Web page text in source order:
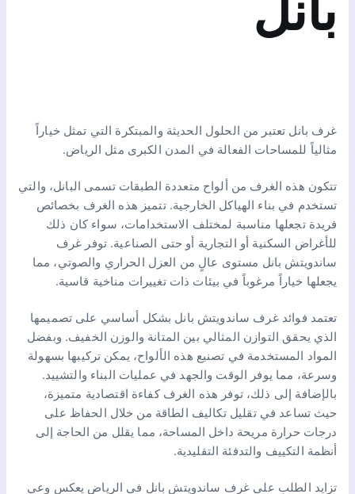
غرف بانل تعتبر من الحلول الحديثة والمبتكرة التي تمثل خياراً
مثالياً للمساحات الفعالة في المدن الكبرى مثل الرياض.
تتكون هذه الغرف من ألواح متعددة الطبقات تسمى البانل، والتي
تستخدم في بناء الهياكل الخارجية. تتميز هذه الغرف بخصائص
فريدة تجعلها مناسبة لمختلف الاستخدامات، سواء كان ذلك
للأغراض السكنية أو التجارية أو حتى الصناعية. توفر غرف
ساندويتش بانل مستوى عالٍ من العزل الحراري والصوتي، مما
يجعلها خياراً مرغوباً في بيئات ذات تغييرات مناخية قاسية.
تعتمد فوائد غرف ساندويتش بانل بشكل أساسي على تصميمها
الذي يحقق التوازن المثالي بين المتانة والوزن الخفيف. وبفضل
المواد المستخدمة في تصنيع هذه الألواح، يمكن تركيبها بسهولة
وسرعة، مما يوفر الوقت والجهد في عمليات البناء والتشييد.
بالإضافة إلى ذلك، توفر هذه الغرف كفاءة اقتصادية متميزة،
حيث تساعد في تقليل تكاليف الطاقة من خلال الحفاظ على
درجات حرارة مريحة داخل المساحة، مما يقلل من الحاجة إلى
أنظمة التكييف والتدفئة التقليدية.
تزايد الطلب على غرف ساندويتش بانل في الرياض يعكس وعي